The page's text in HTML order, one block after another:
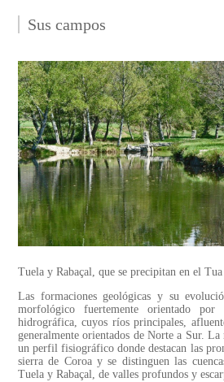
Sus campos
Tuela y Rabaçal, que se precipitan en el
Las formaciones geológicas y su
morfológico fuertemente orientado
hidrográfica, cuyos ríos principales,
generalmente orientados de Norte a Sur.
un perfil fisiográfico donde destacan las
sierra de Coroa y se distinguen las
Tuela y Rabaçal, de valles profundos y